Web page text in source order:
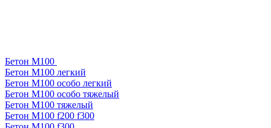
Бетон М100
Бетон М100 легкий
Бетон М100 особо легкий
Бетон М100 особо тяжелый
Бетон М100 тяжелый
Бетон М100 f200 f300